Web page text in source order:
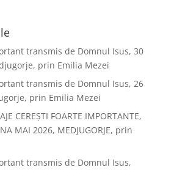
transmis de Domnul Isus, 30
prin Emilia Mezei
transmis de Domnul Isus, 26
prin Emilia Mezei
CEREȘTI FOARTE IMPORTANTE,
MAI 2026, MEDJUGORJE, prin
transmis de Domnul Isus,